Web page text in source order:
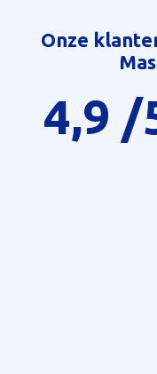
Onze
4,9 /